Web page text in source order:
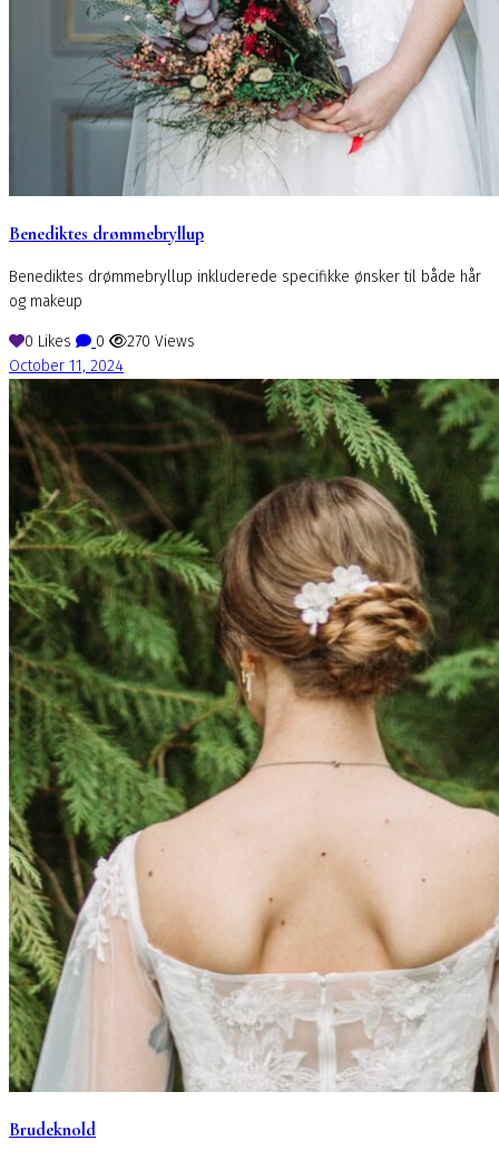
Benediktes drømmebryllup
Benediktes drømmebryllup inkluderede specifikke ønsker til både hår
og makeup
0 Likes 0 270 Views
October 11, 2024
Brudeknold